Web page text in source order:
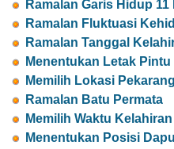
Ramalan Garis Hidup
Ramalan Fluktuasi
Ramalan Tanggal
Menentukan Letak
Memilih Lokasi
Ramalan Batu Permata
Memilih Waktu
Menentukan Posisi